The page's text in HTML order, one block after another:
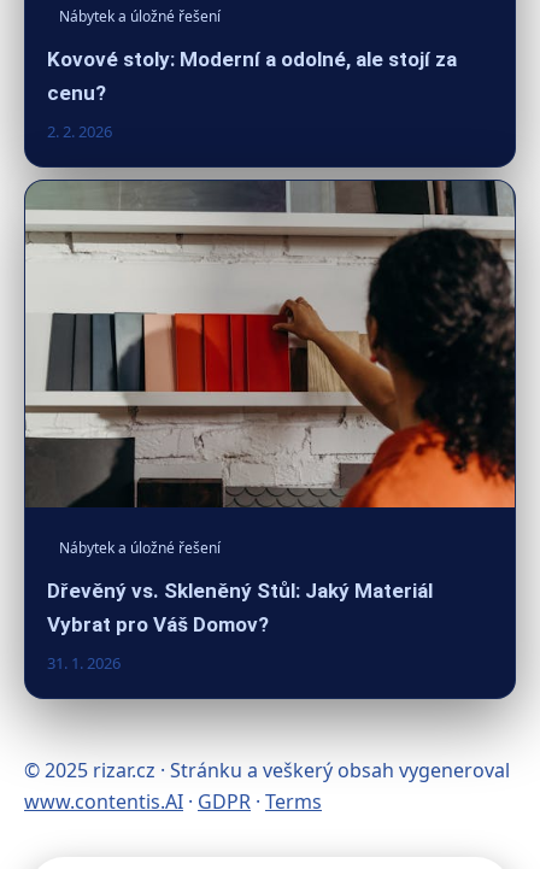
Nábytek a úložné řešení
Kovové stoly: Moderní a odolné, ale stojí za
cenu?
2. 2. 2026
Nábytek a úložné řešení
Dřevěný vs. Skleněný Stůl: Jaký Materiál
Vybrat pro Váš Domov?
31. 1. 2026
© 2025 rizar.cz · Stránku a veškerý obsah vygeneroval
www.contentis.AI · GDPR · Terms